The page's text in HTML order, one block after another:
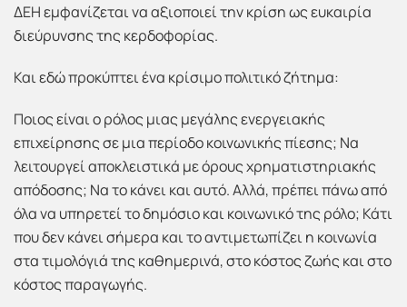
ΔΕΗ εμφανίζεται να αξιοποιεί την κρίση ως ευκαιρία
διεύρυνσης της κερδοφορίας.
Και εδώ προκύπτει ένα κρίσιμο πολιτικό ζήτημα:
Ποιος είναι ο ρόλος μιας μεγάλης ενεργειακής
επιχείρησης σε μια περίοδο κοινωνικής πίεσης; Να
λειτουργεί αποκλειστικά με όρους χρηματιστηριακής
απόδοσης; Να το κάνει και αυτό. Αλλά, πρέπει πάνω από
όλα να υπηρετεί το δημόσιο και κοινωνικό της ρόλο; Κάτι
που δεν κάνει σήμερα και το αντιμετωπίζει η κοινωνία
στα τιμολόγιά της καθημερινά, στο κόστος ζωής και στο
κόστος παραγωγής.